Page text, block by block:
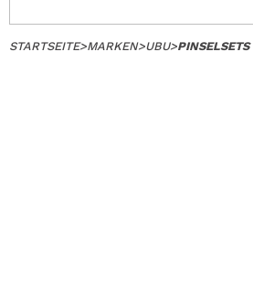
STARTSEITE>MARKEN>UBU>PINSELSETS